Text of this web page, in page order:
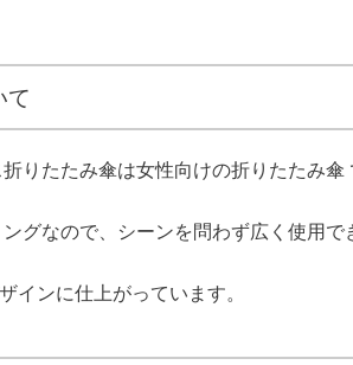
て
りたたみ傘は女性向けの折りたたみ傘
グなので、シーンを問わず広く使用で
インに仕上がっています。